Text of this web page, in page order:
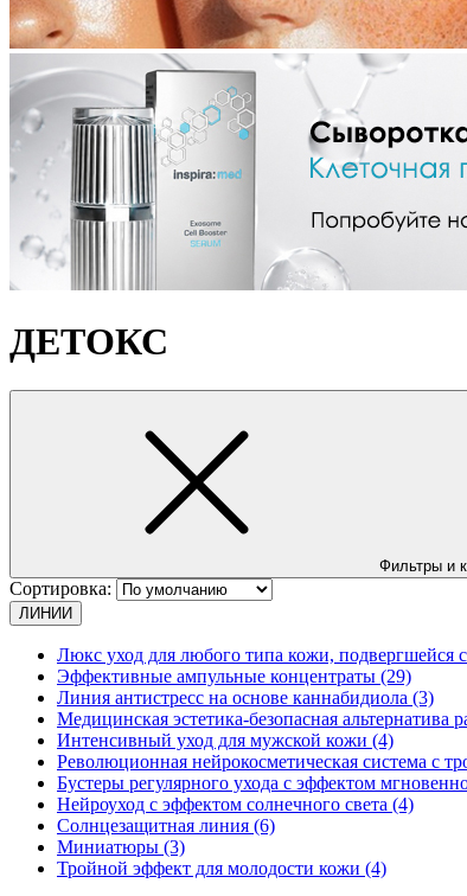
ДЕТОКС
Фильтры и
Сортировка:
ЛИНИИ
Люкс уход для любого типа кожи, подвергшейся
Эффективные ампульные концентраты (29)
Линия антистресс на основе каннабидиола (3)
Медицинская эстетика-безопасная альтернатива
Интенсивный уход для мужской кожи (4)
Революционная нейрокосметическая система с
Бустеры регулярного ухода с эффектом
Нейроуход с эффектом солнечного света (4)
Солнцезащитная линия (6)
Миниатюры (3)
Тройной эффект для молодости кожи (4)